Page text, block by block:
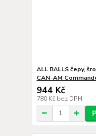
ALL BALLS čepy,
CAN-AM
944 Kč
780 Kč bez DPH